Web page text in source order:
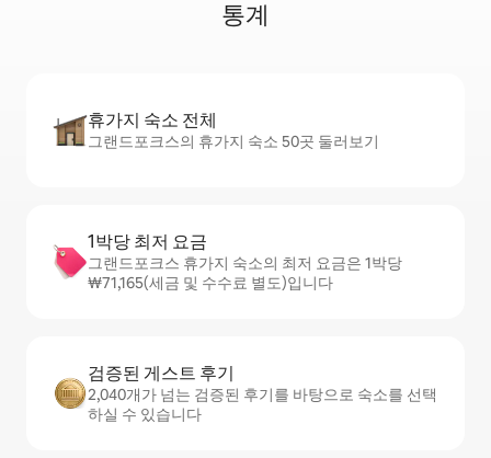
통계
휴가지 숙소 전체
그랜드포크스의 휴가지 숙소 50곳 둘러보기
1박당 최저 요금
그랜드포크스 휴가지 숙소의 최저 요금은 1박당
₩71,165(세금 및 수수료 별도)입니다
검증된 게스트 후기
2,040개가 넘는 검증된 후기를 바탕으로 숙소를 선택
하실 수 있습니다